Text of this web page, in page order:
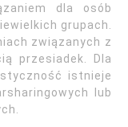
dla osób
grupach.
związanych z
przesiadek. Dla
istnieje
lub